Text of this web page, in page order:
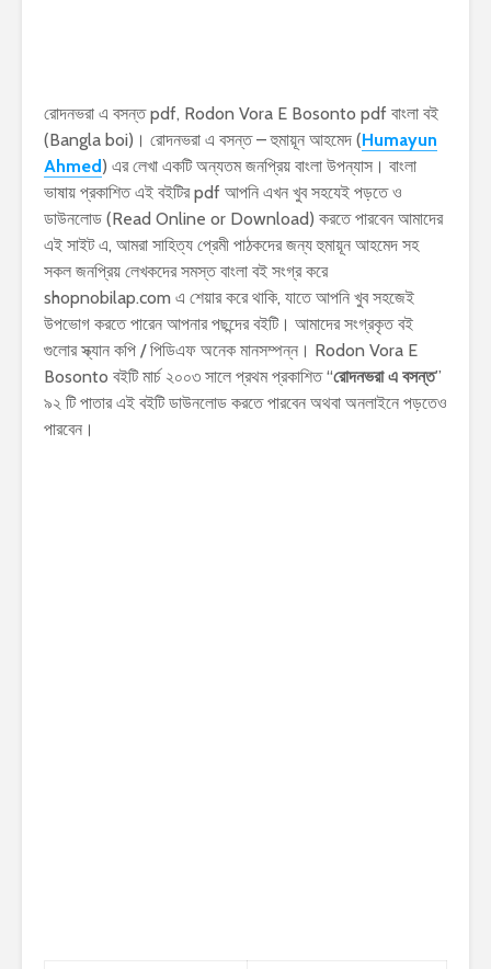
রোদনভরা এ বসন্ত pdf, Rodon Vora E Bosonto pdf বাংলা বই
(Bangla boi)। রোদনভরা এ বসন্ত – হুমায়ূন আহমেদ (Humayun
Ahmed) এর লেখা একটি অন্যতম জনপ্রিয় বাংলা উপন্যাস। বাংলা
ভাষায় প্রকাশিত এই বইটির pdf আপনি এখন খুব সহযেই পড়তে ও
ডাউনলোড (Read Online or Download) করতে পারবেন আমাদের
এই সাইট এ, আমরা সাহিত্য প্রেমী পাঠকদের জন্য হুমায়ূন আহমেদ সহ
সকল জনপ্রিয় লেখকদের সমস্ত বাংলা বই সংগ্র করে
shopnobilap.com এ শেয়ার করে থাকি, যাতে আপনি খুব সহজেই
উপভোগ করতে পারেন আপনার পছন্দের বইটি। আমাদের সংগ্রকৃত বই
গুলোর স্ক্যান কপি / পিডিএফ অনেক মানসম্পন্ন। Rodon Vora E
Bosonto বইটি মার্চ ২০০৩ সালে প্রথম প্রকাশিত “রোদনভরা এ বসন্ত”
৯২ টি পাতার এই বইটি ডাউনলোড করতে পারবেন অথবা অনলাইনে পড়তেও
পারবেন।